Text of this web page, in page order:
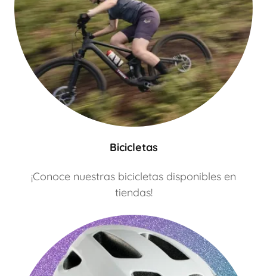
Bicicletas
¡Conoce nuestras bicicletas disponibles en
tiendas!